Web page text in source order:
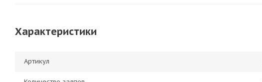
Характеристики
Артикул